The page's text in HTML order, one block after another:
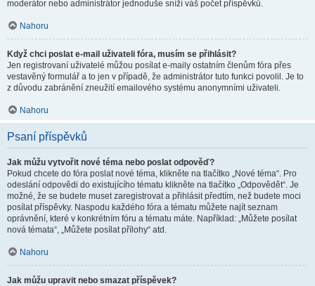
moderátor nebo administrátor jednoduše sníží váš počet příspěvků.
Nahoru
Když chci poslat e-mail uživateli fóra, musím se přihlásit?
Jen registrovaní uživatelé můžou posílat e-maily ostatním členům fóra přes
vestavěný formulář a to jen v případě, že administrátor tuto funkci povolil. Je to
z důvodu zabránění zneužití emailového systému anonymními uživateli.
Nahoru
Psaní příspěvků
Jak můžu vytvořit nové téma nebo poslat odpověď?
Pokud chcete do fóra poslat nové téma, klikněte na tlačítko „Nové téma“. Pro
odeslání odpovědi do existujícího tématu klikněte na tlačítko „Odpovědět“. Je
možné, že se budete muset zaregistrovat a přihlásit předtím, než budete moci
posílat příspěvky. Naspodu každého fóra a tématu můžete najít seznam
oprávnění, které v konkrétním fóru a tématu máte. Například: „Můžete posílat
nová témata“, „Můžete posílat přílohy“ atd.
Nahoru
Jak můžu upravit nebo smazat příspěvek?